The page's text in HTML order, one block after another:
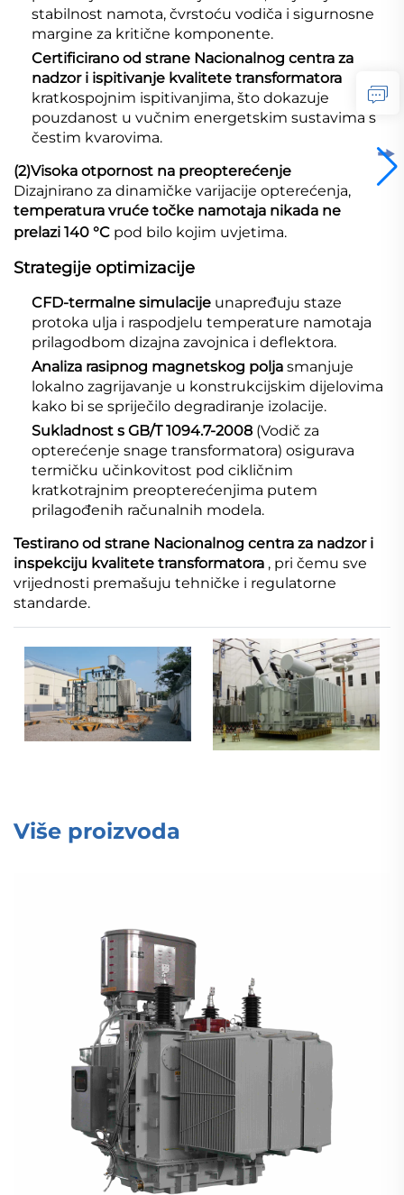
stabilnost namota, čvrstoću vodiča i sigurnosne
margine za kritične komponente.
Certificirano od strane Nacionalnog centra za
nadzor i ispitivanje kvalitete transformatora
kratkospojnim ispitivanjima, što dokazuje
pouzdanost u vučnim energetskim sustavima s
čestim kvarovima.
(2)Visoka otpornost na preopterećenje
Dizajnirano za dinamičke varijacije opterećenja,
temperatura vruće točke namotaja nikada ne
prelazi 140 °C pod bilo kojim uvjetima.
Strategije optimizacije
CFD-termalne simulacije unapređuju staze
protoka ulja i raspodjelu temperature namotaja
prilagodbom dizajna zavojnica i deflektora.
Analiza rasipnog magnetskog polja smanjuje
lokalno zagrijavanje u konstrukcijskim dijelovima
kako bi se spriječilo degradiranje izolacije.
Sukladnost s GB/T 1094.7-2008 (Vodič za
opterećenje snage transformatora) osigurava
termičku učinkovitost pod cikličnim
kratkotrajnim preopterećenjima putem
prilagođenih računalnih modela.
Testirano od strane Nacionalnog centra za nadzor i
inspekciju kvalitete transformatora , pri čemu sve
vrijednosti premašuju tehničke i regulatorne
standarde.
Više proizvoda